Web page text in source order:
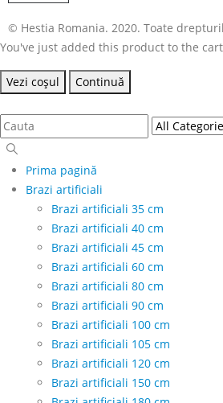
© Hestia Romania. 2020. Toate
You've just added this product to the
Vezi coșul Continuă
Prima pagină
Brazi artificiali
Brazi artificiali 35 cm
Brazi artificiali 40 cm
Brazi artificiali 45 cm
Brazi artificiali 60 cm
Brazi artificiali 80 cm
Brazi artificiali 90 cm
Brazi artificiali 100 cm
Brazi artificiali 105 cm
Brazi artificiali 120 cm
Brazi artificiali 150 cm